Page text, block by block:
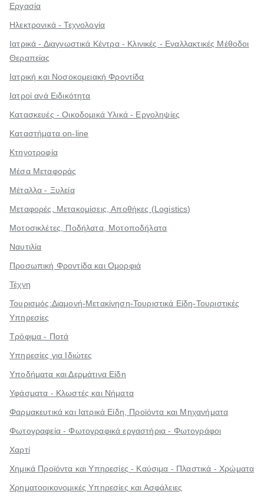
Εργασία
Ηλεκτρονικά - Τεχνολογία
Ιατρικά - Διαγνωστικά Κέντρα - Κλινικές - Εναλλακτικές Μέθοδοι
Θεραπείας
Ιατρική και Νοσοκομειακή Φροντίδα
Ιατροί ανά Ειδικότητα
Κατασκευές - Οικοδομικά Υλικά - Εργοληψίες
Καταστήματα on-line
Κτηνοτροφία
Μέσα Μεταφοράς
Μέταλλα - Ξυλεία
Μεταφορές, Μετακομίσεις, Αποθήκες (Logistics)
Μοτοσικλέτες, Ποδήλατα, Μοτοποδήλατα
Ναυτιλία
Προσωπική Φροντίδα και Ομορφιά
Τέχνη
Τουρισμός:Διαμονή-Μετακίνηση-Τουριστικά Είδη-Τουριστικές
Υπηρεσίες
Τρόφιμα - Ποτά
Υπηρεσίες για Ιδιώτες
Υποδήματα και Δερμάτινα Είδη
Υφάσματα - Κλωστές και Νήματα
Φαρμακευτικά και Ιατρικά Είδη, Προϊόντα και Μηχανήματα
Φωτογραφεία - Φωτογραφικά εργαστήρια - Φωτογράφοι
Χαρτί
Χημικά Προϊόντα και Υπηρεσίες - Καύσιμα - Πλαστικά - Χρώματα
Χρηματοοικονομικές Υπηρεσίες και Ασφάλειες